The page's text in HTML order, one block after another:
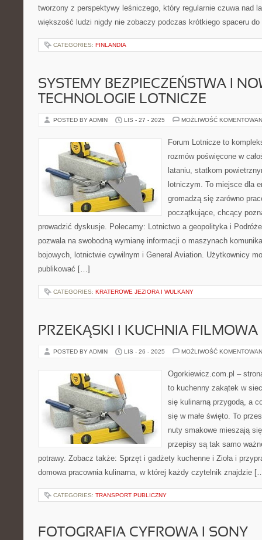
tworzony z perspektywy leśniczego, który regularnie czuwa nad
większość ludzi nigdy nie zobaczy podczas krótkiego spaceru
CATEGORIES: FINLANDIA
SYSTEMY BEZPIECZEŃSTWA I
TECHNOLOGIE LOTNICZE
POSTED BY ADMIN LIS - 27 - 2025 MOŻLIWOŚĆ
Forum Lotnicze to
rozmów poświęcone w
lataniu, statkom
lotniczym. To miejsce dla
gromadzą się zarówno
początkujące, chcący
prowadzić dyskusje. Polecamy: Lotnictwo a geopolityka i
pozwala na swobodną wymianę informacji o maszynach
bojowych, lotnictwie cywilnym i General Aviation. Użytkownicy
publikować […]
CATEGORIES: KRATEROWE JEZIORA I WULKANY
PRZEKĄSKI I KUCHNIA FILMOWA
POSTED BY ADMIN LIS - 26 - 2025 MOŻLIWOŚĆ
Ogorkiewicz.com.pl –
to kuchenny zakątek w
się kulinarną przygodą, a
się w małe święto. To
nuty smakowe mieszają
przepisy są tak samo
potrawy. Zobacz także: Sprzęt i gadżety kuchenne i Zioła i
domowa pracownia kulinarna, w której każdy czytelnik znajdzie
CATEGORIES: TRANSPORT PUBLICZNY
FOTOGRAFIA CYFROWA I SONY